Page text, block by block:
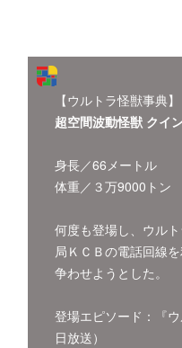
【ウルトラ怪獣事典】
超空間波動怪獣 クイ
身長／66メートル
体重／３万9000トン
何度も登場し、ウル
局ＫＣＢの電話回線
争わせようとした。
登場エピソード：『
日放送）